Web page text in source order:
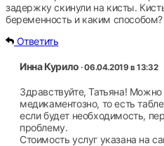
задержку скинули на кисты.
беременность и каким способом?
Ответить
Инна Курило· 06.04.2019 в 13:32
Здравствуйте, Татьяна!
медикаментозно, то есть
если будет необходимость,
проблему.
Стоимость услуг указана на